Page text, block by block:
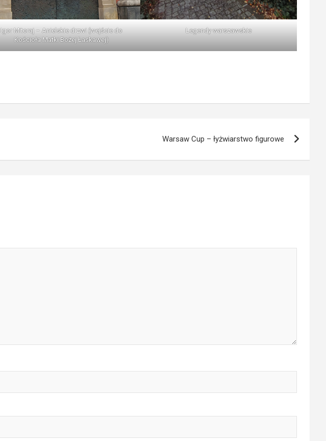
Igor Mitoraj – Anielskie drzwi (wejście do
Kościoła Matki Bożej Łaskawej)
Legendy warszawskie
Warsaw Cup – łyżwiarstwo figurowe